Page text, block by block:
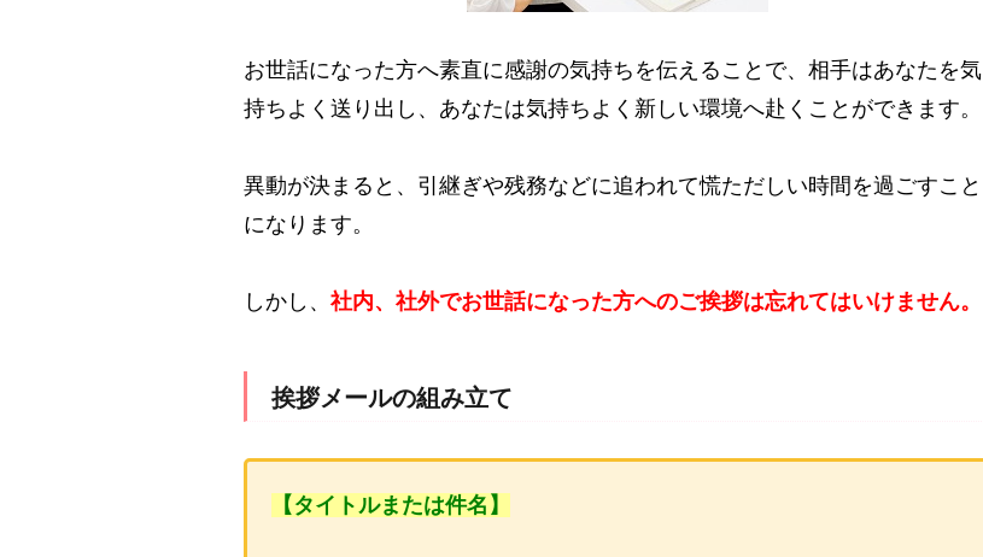
お世話になった方へ素直に感謝の気持ちを伝えることで、相手はあなたを気
持ちよく送り出し、あなたは気持ちよく新しい環境へ赴くことができます。
異動が決まると、引継ぎや残務などに追われて慌ただしい時間を過ごすこと
になります。
しかし、 社内、社外でお世話になった方へのご挨拶は忘れてはいけません。
挨拶メールの組み立て
【タイトルまたは件名】